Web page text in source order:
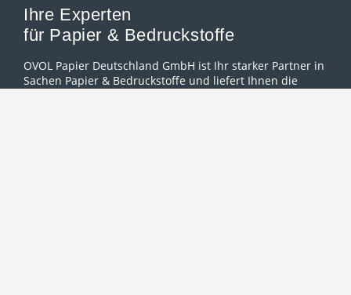
Ihre Experten
für Papier & Bedruckstoffe
OVOL Papier Deutschland GmbH ist Ihr starker Partner in
Sachen Papier & Bedruckstoffe und liefert Ihnen die